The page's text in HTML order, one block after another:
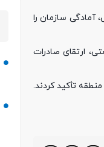
آمادگی سازمان را
ارتقای صادرات
تأکید کردند.